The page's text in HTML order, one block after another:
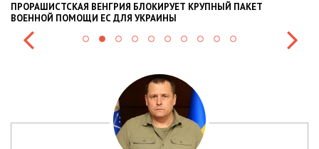
ВЕНГРИЯ БЛОКИРУЕТ КРУПНЫЙ ПАКЕТ
ПОМОЩИ ЕС ДЛЯ УКРАИНЫ